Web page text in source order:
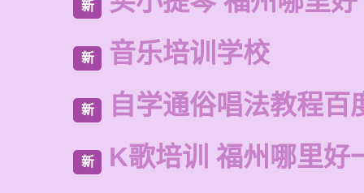
新
新 音乐培训学校
新 自学通俗唱法教程百
新 K歌培训 福州哪里好